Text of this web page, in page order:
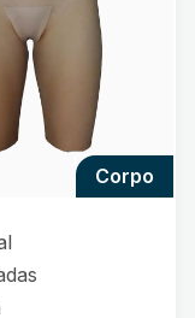
corpo